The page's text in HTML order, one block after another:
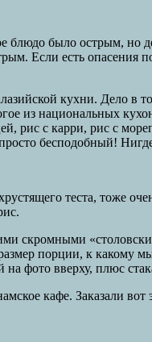
блюдо было острым, но
Если есть опасения
кухни. Дело в
из национальных
рис с карри, рис с
бесподобный!
теста, тоже
порции, к какому
фото вверху, плюс
кафе. Заказали вот